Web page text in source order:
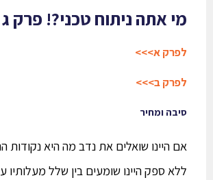
מי אתה ניתוח טכני?! פרק ג
לפרק א>>>
לפרק ב>>>
סיבה ומחיר
אם היינו שואלים את נדב מה היא נקודות
ללא ספק היינו שומעים בין שלל מעלותיו